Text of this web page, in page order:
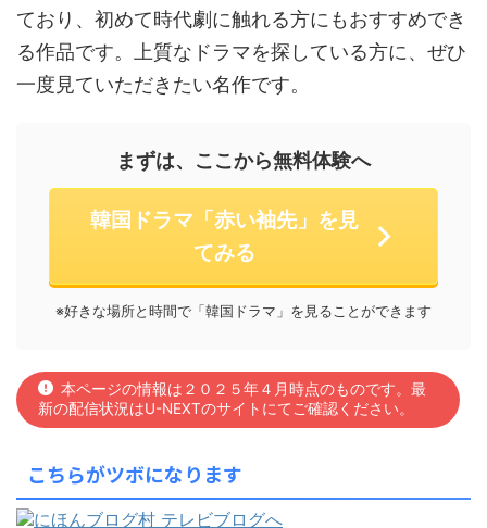
ており、初めて時代劇に触れる方にもおすすめでき
る作品です。上質なドラマを探している方に、ぜひ
一度見ていただきたい名作です。
まずは、ここから無料体験へ
韓国ドラマ「赤い袖先」を見
てみる
※好きな場所と時間で「韓国ドラマ」を見ることができます
本ページの情報は２０２５年４月時点のものです。最
新の配信状況はU-NEXTのサイトにてご確認ください。
こちらがツボになります